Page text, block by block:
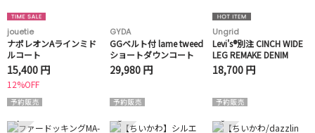
jouetie
ナポレオンAラインミド
ルコート
15,400 円
12%OFF
GYDA
GGベルト付 lame tweed
ショートダウンコート
29,980 円
Ungrid
Levi's®別注 CINCH WIDE
LEG REMAKE DENIM
18,700 円
4 5 6